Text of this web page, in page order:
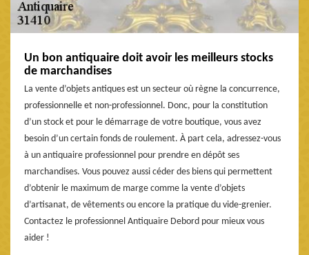
Un bon antiquaire doit avoir les meilleurs stocks
de marchandises
La vente d’objets antiques est un secteur où règne la concurrence,
professionnelle et non-professionnel. Donc, pour la constitution
d’un stock et pour le démarrage de votre boutique, vous avez
besoin d’un certain fonds de roulement. À part cela, adressez-vous
à un antiquaire professionnel pour prendre en dépôt ses
marchandises. Vous pouvez aussi céder des biens qui permettent
d’obtenir le maximum de marge comme la vente d’objets
d’artisanat, de vêtements ou encore la pratique du vide-grenier.
Contactez le professionnel Antiquaire Debord pour mieux vous
aider !